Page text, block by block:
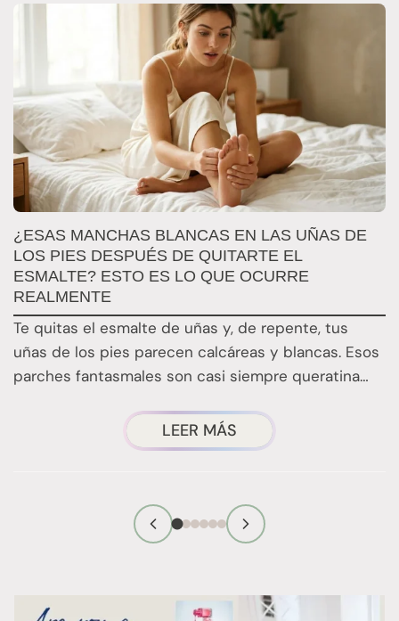
¿ESAS MANCHAS BLANCAS EN LAS UÑAS DE
LOS PIES DESPUÉS DE QUITARTE EL
ESMALTE? ESTO ES LO QUE OCURRE
REALMENTE
Te quitas el esmalte de uñas y, de repente, tus
uñas de los pies parecen calcáreas y blancas. Esos
parches fantasmales son casi siempre queratina…
LEER MÁS
HAS
EN
ESAS
QUE